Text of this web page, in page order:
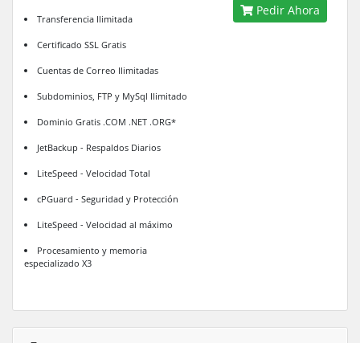
Transferencia Ilimitada
Certificado SSL Gratis
Cuentas de Correo Ilimitadas
Subdominios, FTP y MySql Ilimitado
Dominio Gratis .COM .NET .ORG*
JetBackup - Respaldos Diarios
LiteSpeed - Velocidad Total
cPGuard - Seguridad y Protección
LiteSpeed - Velocidad al máximo
Procesamiento y memoria
especializado X3
Pedir Ahora